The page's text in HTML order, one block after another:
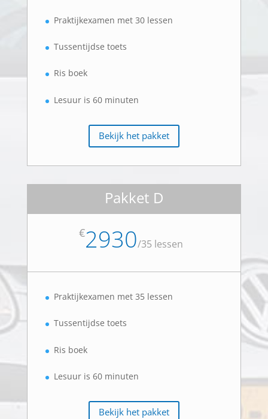
Praktijkexamen met 30 lessen
Tussentijdse toets
Ris boek
Lesuur is 60 minuten
Bekijk het pakket
Pakket D
€2930/35 lessen
Praktijkexamen met 35 lessen
Tussentijdse toets
Ris boek
Lesuur is 60 minuten
Bekijk het pakket